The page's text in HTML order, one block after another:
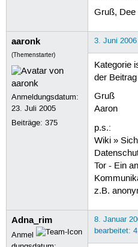
Gruß, Dee
aaronk
(Themenstarter)
Anmeldungsdatum:
23. Juli 2005
Beiträge:375
3. Juni
Kategorie
der
Gruß
Aaron
p.s.:
Wiki »
Tor - Ein
z.B.
Adna_rim
Anmel
8. Januar
bearbeitet: